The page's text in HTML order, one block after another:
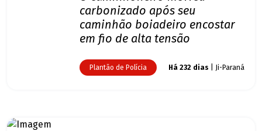
carbonizado após seu
caminhão boiadeiro encostar
em fio de alta tensão
Plantão de Polícia Há 232 dias | Ji-Paraná